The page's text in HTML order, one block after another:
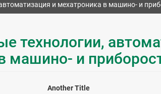
и мехатроника в машино- и
технологии,
машино- и
Another Title